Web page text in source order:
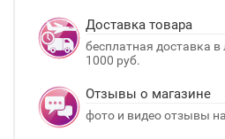
Доставка товара
бесплатная доставка
1000 руб.
Отзывы о магазине
фото и видео отзывы